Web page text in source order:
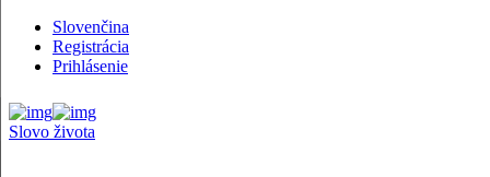
Slovenčina
Registrácia
Prihlásenie
Slovo života